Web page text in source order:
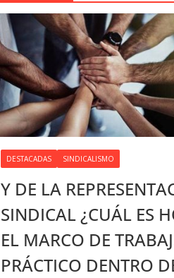
DESTACADAS SINDICALISMO
Y DE LA
SINDICAL ¿CUÁL ES
EL MARCO DE
PRÁCTICO DENTRO